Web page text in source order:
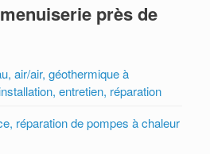
près de
air/air, géothermique à
entretien, réparation
réparation de pompes à chaleur